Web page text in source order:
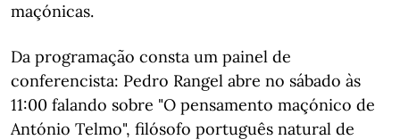
maçónicas.
Da programação consta um painel de
conferencista: Pedro Rangel abre no sábado às
11:00 falando sobre "O pensamento maçónico de
António Telmo", filósofo português natural de